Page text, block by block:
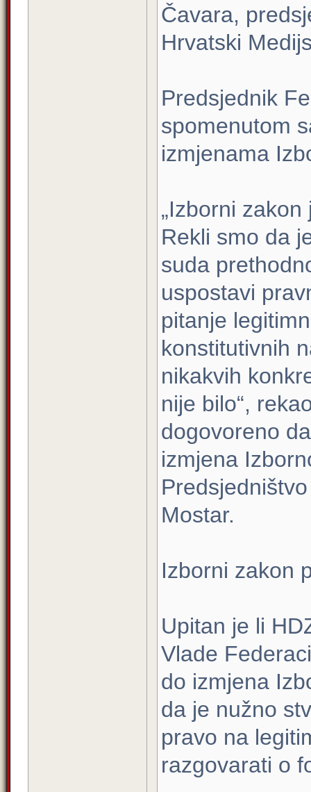
Čavara,
Hrvatski
Predsjednik
spomenutom
izmjenama
„Izborni
Rekli smo da
suda
uspostavi
pitanje
konstitutivnih
nikakvih
nije bilo“,
dogovoreno
izmjena
Mostar.
Izborni zakon
Upitan je li
Vlade
do izmjena
da je nužno
pravo na
razgovarati o